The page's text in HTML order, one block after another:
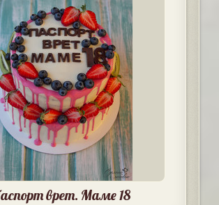
врет. Маме 18